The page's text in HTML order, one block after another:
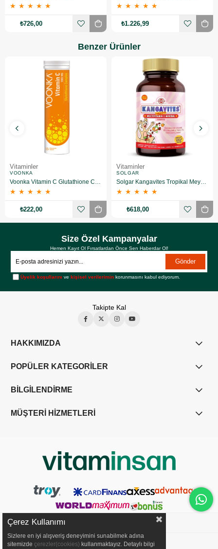
★ ★ ★ ★ ★
₺726,00
★ ★ ★ ★ ★
₺1.226,99
Benzer Ürünler
Vitaminler
VOONKA
★ ★ ★ ★ ★
₺222,00
Vitaminler
SOLGAR
★ ★ ★ ★ ★
₺618,00
Size Özel Kampanyalar
Hemen Kayıt Ol Fırsatlardan Önce Sen Haberdar Ol!
Gönder
Üyelik koşullarını vekişisel verilerimin korunmasını kabul ediyorum.
Takipte Kal
HAKKIMIZDA
POPÜLER KATEGORİLER
BİLGİLENDİRME
MÜŞTERİ HİZMETLERİ
YASAL UYARI
Çerez Kullanımı
Sizlere en iyi alışveriş deneyimini sunabilmek adına
sitemizde çerezler(cookies) kullanmaktayız. Detaylı bilgi